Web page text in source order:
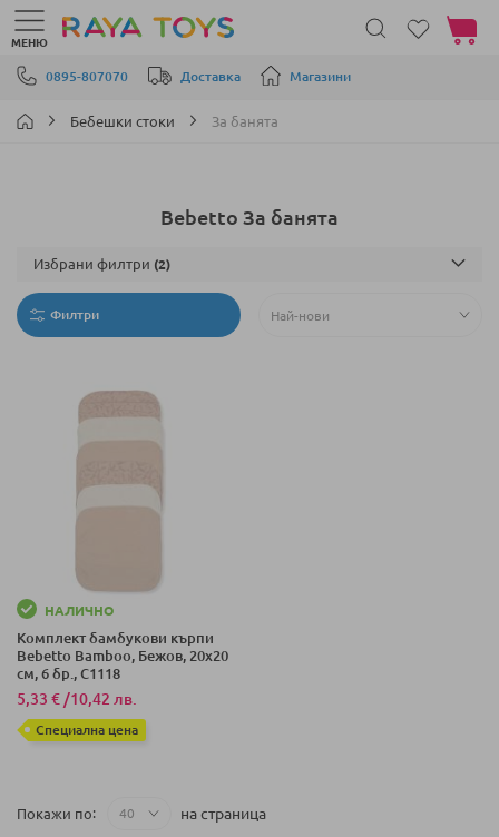
Прескачане към съдържанието
0895-807070 Доставка Магазини
МЕНЮ
Моята
Бебешки стоки За банята
Bebetto За банята
Филтри
НАЛИЧНО
Комплект бамбукови кърпи
Bebetto Bamboo, Бежов, 20х20
см, 6 бр., C1118
5,33 € /10,42 лв.
Специална цена
Покажи по на страница
Избрани филтри